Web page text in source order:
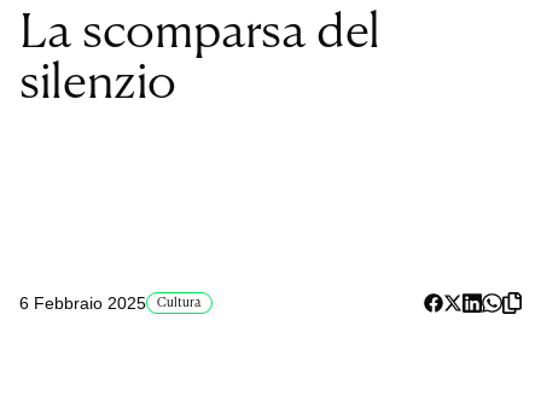
La scomparsa del
silenzio
6 Febbraio 2025 Cultura